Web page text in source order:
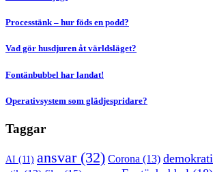
Processtänk – hur föds en podd?
Vad gör husdjuren åt världsläget?
Fontänbubbel har landat!
Operativsystem som glädjespridare?
Taggar
AI (11) ansvar(32) Corona (13) demokrati